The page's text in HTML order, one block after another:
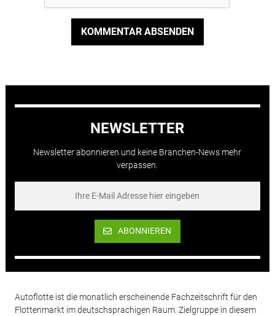
KOMMENTAR ABSENDEN
NEWSLETTER
Newsletter abonnieren und keine Branchen-News mehr
verpassen.
ABONNIEREN
Autoflotte ist die monatlich erscheinende Fachzeitschrift für den
Flottenmarkt im deutschsprachigen Raum. Zielgruppe in diesem